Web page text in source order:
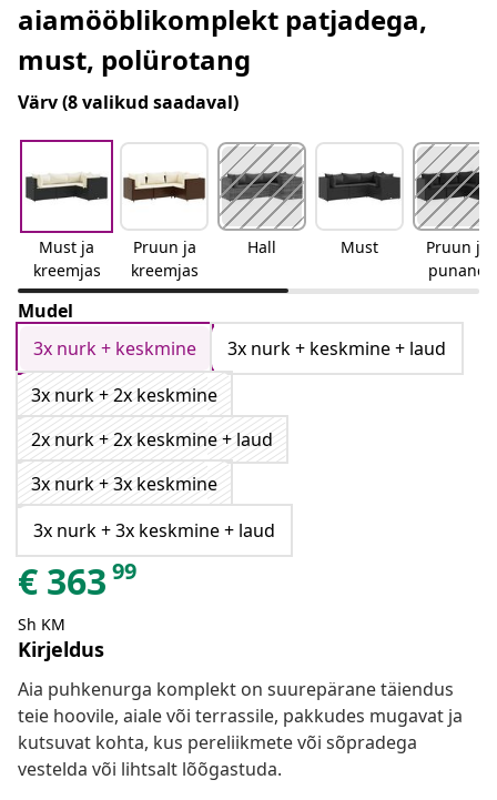
aiamööblikomplekt patjadega,
must, polürotang
Värv(8 valikud saadaval)
Must ja
kreemjas
Pruun ja
kreemjas
Hall Must
Pruun ja
punane
Mudel
3x nurk + keskmine
3x nurk + keskmine + laud
3x nurk + 2x keskmine
2x nurk + 2x keskmine + laud
3x nurk + 3x keskmine
3x nurk + 3x keskmine + laud
€ 363 99
Sh KM
Kirjeldus
Aia puhkenurga komplekt on suurepärane täiendus
teie hoovile, aiale või terrassile, pakkudes mugavat ja
kutsuvat kohta, kus pereliikmete või sõpradega
vestelda või lihtsalt lõõgastuda.